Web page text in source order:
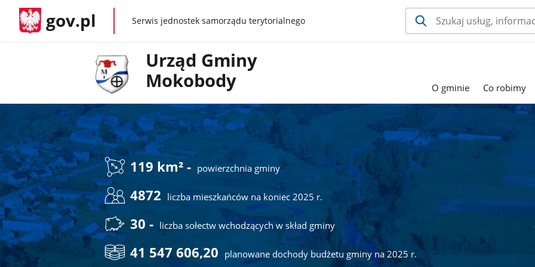
gov.pl gov.plSerwis jednostek samorządu terytorialnego
Urząd Gminy
Mokobody
O gminie Co robimy
119 km² - powierzchnia gminy
4872 liczba mieszkańców na koniec 2025 r.
30 - liczba sołectw wchodzących w skład gminy
41 547 606,20 planowane dochody budżetu gminy na 2025 r.